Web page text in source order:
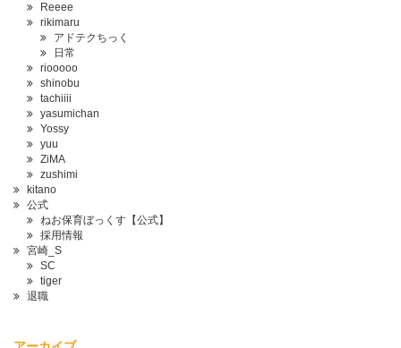
Reeee
rikimaru
アドテクちっく
日常
riooooo
shinobu
tachiiii
yasumichan
Yossy
yuu
ZiMA
zushimi
kitano
公式
ねお保育ぼっくす【公式】
採用情報
宮崎_S
SC
tiger
退職